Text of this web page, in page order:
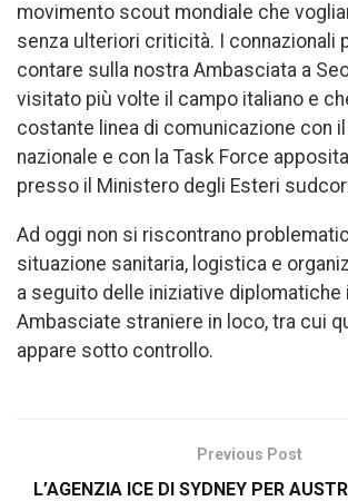
movimento scout mondiale che
senza ulteriori criticità. I connazionali
contare sulla nostra Ambasciata a
visitato più volte il campo italiano e
costante linea di comunicazione con
nazionale e con la Task Force
presso il Ministero degli Esteri
Ad oggi non si riscontrano
situazione sanitaria, logistica e
a seguito delle iniziative diplomatiche
Ambasciate straniere in loco, tra cui
appare sotto controllo.
Previous Post
L’AGENZIA ICE DI SYDNEY PER